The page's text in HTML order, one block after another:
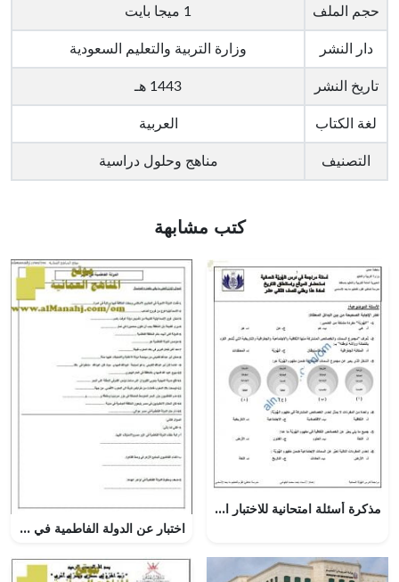
حجم الملف 1 ميجا بايت
دار النشر وزارة التربية والتعليم السعودية
تاريخ النشر 1443 هـ
لغة الكتاب العربية
التصنيف مناهج وحلول دراسية
كتب مشابهة
مذكرة أسئلة امتحانية للاختبار النهائي في درس الهوية العمانية استحضار الموقع واستنطاق التاريخ (هذا وطني) الثاني عشر
اختبار عن الدولة الفاطمية في مصر (اجتماعيات) السادس